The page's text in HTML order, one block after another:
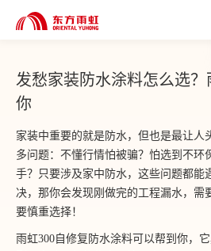
发愁家装防水涂料怎么选
你
家装中重要的就是防水，但也是最让人
多问题：不懂行情怕被骗？怕选到不环
手？只要涉及家中防水，这些问题都能
决，那你会发现刚做完的工程漏水，需
要慎重选择！
雨虹300自修复防水涂料可以帮到你，